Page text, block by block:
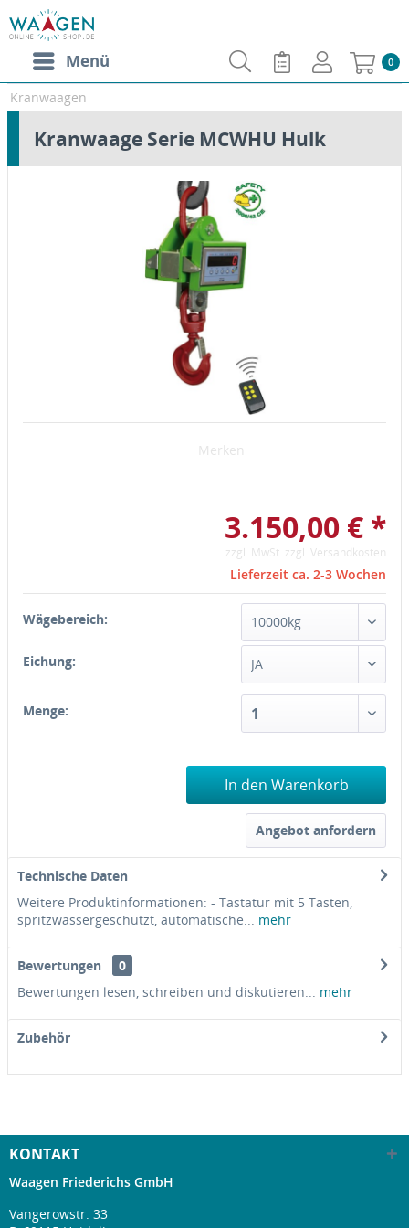
Menü 0
Kranwaagen
Kranwaage Serie MCWHU Hulk
Merken
3.150,00 € *
zzgl. MwSt. zzgl. Versandkosten
Lieferzeit ca. 2-3 Wochen
Wägebereich:
Eichung:
Menge:
In den Warenkorb
Angebot anfordern
Technische Daten
Weitere Produktinformationen: - Tastatur mit 5 Tasten,
spritzwassergeschützt, automatische...
mehr
Bewertungen
0
Bewertungen lesen, schreiben und diskutieren...
mehr
Zubehör
KONTAKT
Waagen Friederichs GmbH
Vangerowstr. 33